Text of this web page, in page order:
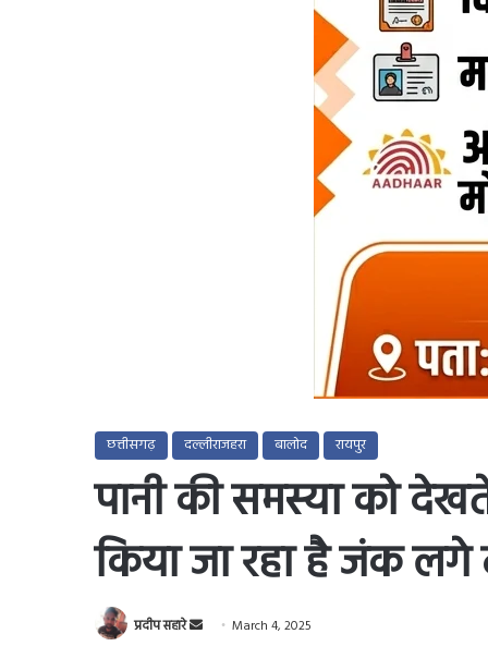
छत्तीसगढ़ दल्लीराजहरा बालोद रायपुर
पानी की समस्या को देखते
किया जा रहा है जंक
प्रदीप सहारे
Send March 4, 2025